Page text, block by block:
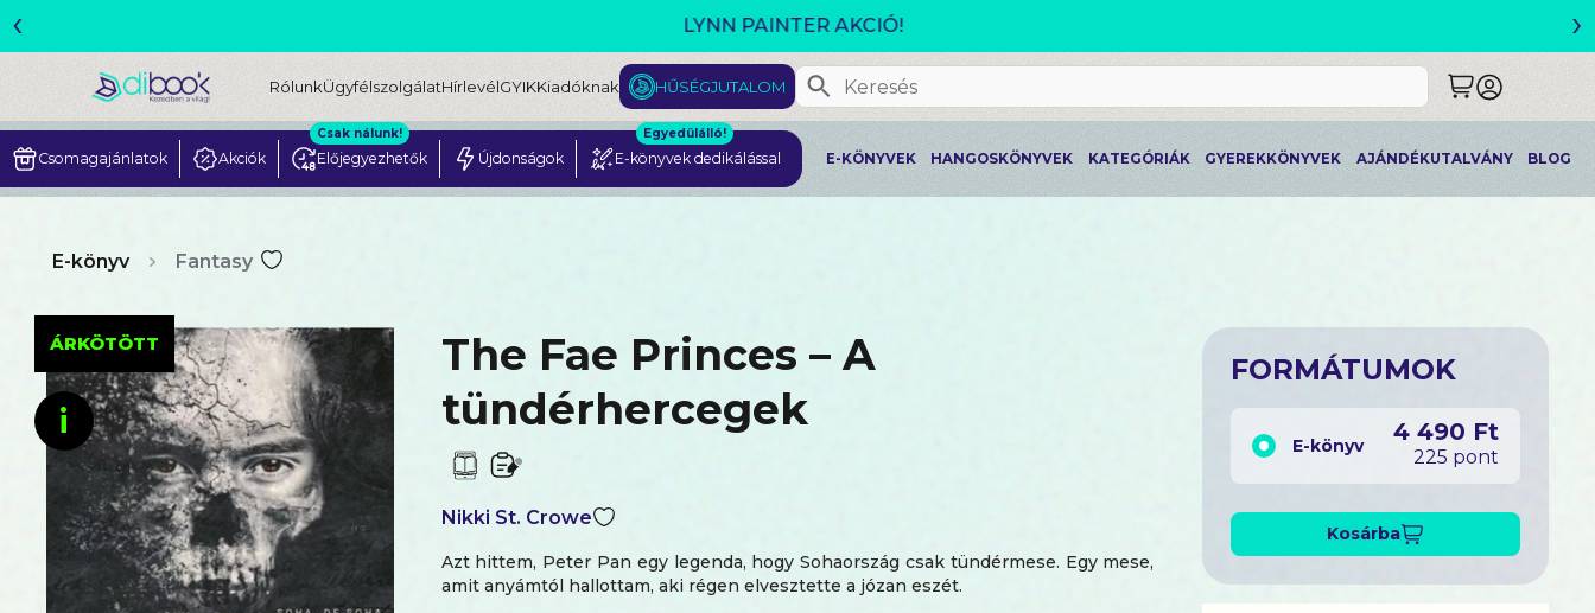
MEGJELENT! L. J. SHEN: LEGVADABB ÁLMAIMBAN SZERETLEK
‹ ›
RólunkÜgyfélszolgálatHírlevélGYIKKiadóknak HŰSÉGJUTALOM
Csomagajánlatok Akciók Előjegyezhetők
Csak nálunk!
Újdonságok E-könyvek dedikálással
Egyedülálló!
E-KÖNYVEK HANGOSKÖNYVEK KATEGÓRIÁK GYEREKKÖNYVEK AJÁNDÉKUTALVÁNY BLOG
E-könyv Fantasy
ÁRKÖTÖTT
i
The Fae Princes – A
tündérhercegek
Nikki St. Crowe
Azt hittem, Peter Pan egy legenda, hogy Sohaország csak tündérmese. Egy mese,
amit anyámtól hallottam, aki régen elvesztette a józan eszét.
FORMÁTUMOK
E-könyv 4 490 Ft
225 pont
Kosárba